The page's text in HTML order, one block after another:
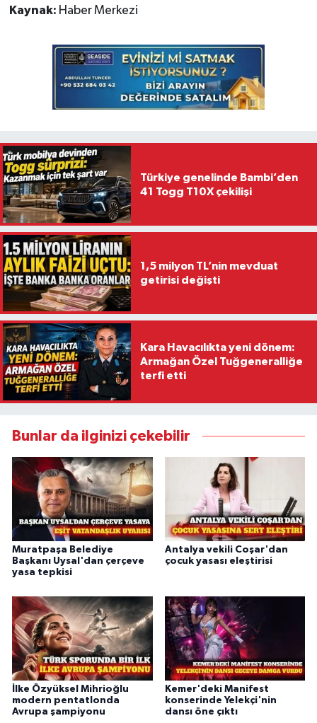
Kaynak: Haber Merkezi
Türkiye genelinde Bambi’den
41 Togg T10X çekilişi
1,5 milyon TL’nin mevduat
getirisi değişti
Kara Havacılıkta yeni dönem:
Armağan Özel Tuğgeneralliğe
terfi etti
Bunlar da ilginizi çekebilir
Muratpaşa Belediye
Başkanı Uysal'dan çerçeve
yasa tepkisi
Antalya vekili Coşar'dan
çocuk yasası eleştirisi
İlke Özyüksel Mihrioğlu
modern pentatlonda
Avrupa şampiyonu
Kemer'deki Manifest
konserinde Yelekçi'nin
dansı öne çıktı